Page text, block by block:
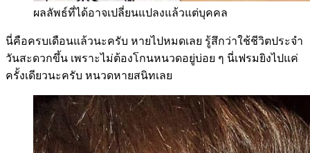
ผลลัพธ์ที่ได้อาจเปลี่ยนแปลงแล้วแต่บุคคล
นี่คือครบเดือนแล้วนะครับ หายไปหมดเลย รู้สึกว่าใช้ชีวิตประจำ
วันสะดวกขึ้น เพราะไม่ต้องโกนหนวดอยู่บ่อย ๆ นี่เฟรมยิงไปแค่
ครั้งเดียวนะครับ หนวดหายสนิทเลย